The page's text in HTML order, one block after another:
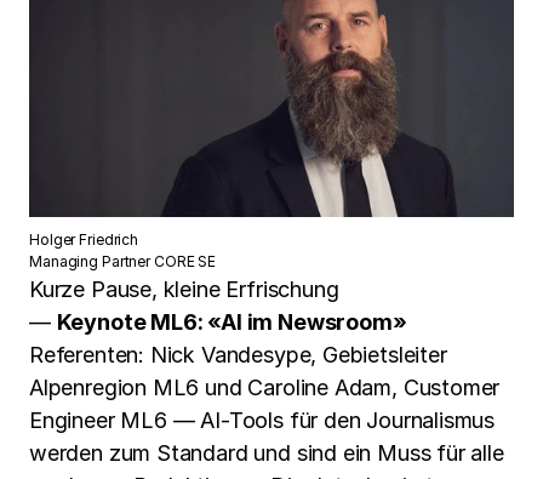
Holger Friedrich
Managing Partner CORE SE
Kurze Pause, kleine Erfrischung
— Keynote ML6: «AI im Newsroom»
Referenten: Nick Vandesype, Gebietsleiter
Alpenregion ML6 und Caroline Adam, Customer
Engineer ML6 — AI-Tools für den Journalismus
werden zum Standard und sind ein Muss für alle